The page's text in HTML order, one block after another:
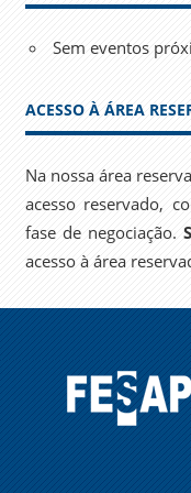
Sem eventos
ACESSO À ÁREA
Na nossa área
acesso reservado,
fase de negociação.
acesso à área